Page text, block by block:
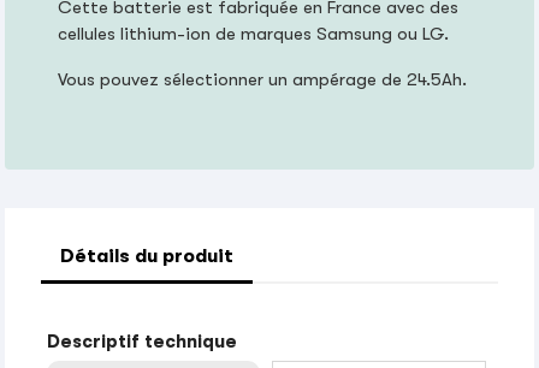
Cette batterie est fabriquée en France avec des
cellules lithium-ion de marques Samsung ou LG.
Vous pouvez sélectionner un ampérage de 24.5Ah.
Détails du produit
Descriptif technique